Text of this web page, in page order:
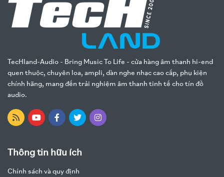
TecHland-Audio - Bring Music To Life - cửa hàng âm thanh hi-end
quen thuộc, chuyên loa, ampli, dàn nghe nhạc cao cấp, phụ kiện
chính hãng, mang đến trải nghiệm âm thanh tinh tế cho tín đồ
audio.
Thông tin hữu ích
Chính sách và quy định